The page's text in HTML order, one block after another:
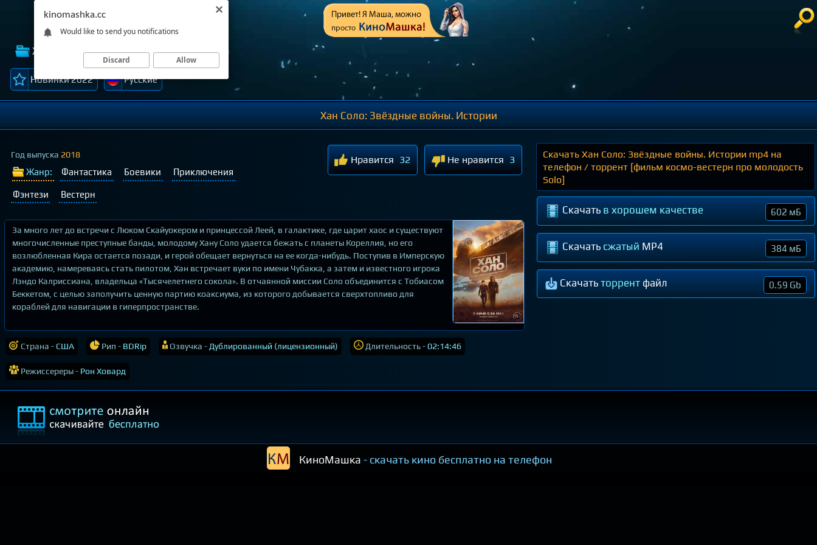
Жанры Лучшие фильмы Темы
Новинки 2022 Русские
Хан Соло: Звёздные войны. Истории
Год выпуска 2018
Жанр: Фантастика Боевики Приключения
Фэнтези Вестерн
Нравится 32 Не нравится 3
За много лет до встречи с Люком Скайуокером и принцессой Леей, в галактике, где царит хаос и существуют
многочисленные преступные банды, молодому Хану Соло удается бежать с планеты Кореллия, но его
возлюбленная Кира остается позади, и герой обещает вернуться на ее когда-нибудь. Поступив в Имперскую
академию, намереваясь стать пилотом, Хан встречает вуки по имени Чубакка, а затем и известного игрока
Лэндо Калриссиана, владельца «Тысячелетнего сокола». В отчаянной миссии Соло объединится с Тобиасом
Беккетом, с целью заполучить ценную партию коаксиума, из которого добывается сверхтопливо для
кораблей для навигации в гиперпространстве.
Страна -США Рип - BDRip Озвучка - Дублированный (лицензионный) Длительность -02:14:46
Режиссереры - Рон Ховард
Скачать Хан Соло: Звёздные войны. Истории mp4 на
телефон / торрент [фильм космо-вестерн про молодость
Solo]
Скачать в хорошем качестве 602 мБ
Скачать сжатый MP4 384 мБ
Скачать торрент файл 0.59 Gb
КиноМашка - скачать кино бесплатно на телефон
kinomashka.cc
Would like to send you notifications
Discard Allow